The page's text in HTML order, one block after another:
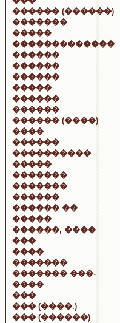
������ (������)
�������
�����
�������������
������
������
������
�����
������
������
������ (����)
����
������
����������
�����
�������
�������
������
������ ��
�����
������, ����
���
����
�������
������� ���-
����
���
��� (����.)
��� (������)